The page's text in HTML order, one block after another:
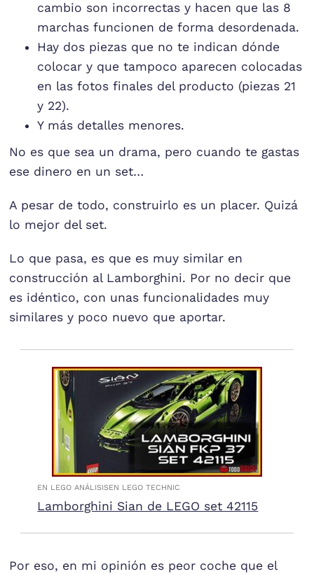
cambio son incorrectas y hacen que las 8
marchas funcionen de forma desordenada.
Hay dos piezas que no te indican dónde
colocar y que tampoco aparecen colocadas
en las fotos finales del producto (piezas 21
y 22).
Y más detalles menores.
No es que sea un drama, pero cuando te gastas
ese dinero en un set…
A pesar de todo, construirlo es un placer. Quizá
lo mejor del set.
Lo que pasa, es que es muy similar en
construcción al Lamborghini. Por no decir que
es idéntico, con unas funcionalidades muy
similares y poco nuevo que aportar.
EN LEGO ANÁLISISEN LEGO TECHNIC
Lamborghini Sian de LEGO set 42115
Por eso, en mi opinión es peor coche que el